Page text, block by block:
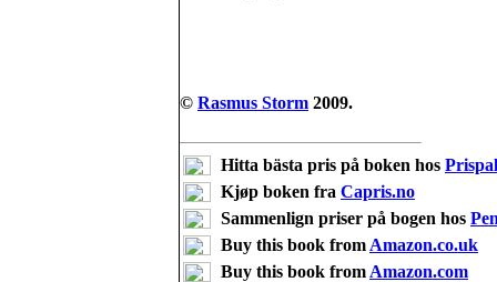
© Rasmus Storm 2009.
Hitta bästa pris på boken hos
Kjøp boken fra Capris.no
Sammenlign priser på bogen hos
Buy this book from Amazon.co.uk
Buy this book from Amazon.com